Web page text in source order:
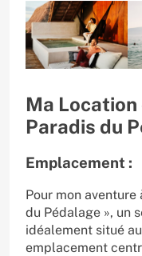
Ma Location
Paradis du
Emplacement :
Pour mon aventure
du Pédalage », un
idéalement situé
emplacement